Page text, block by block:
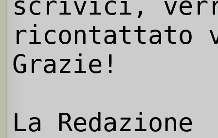
scrivici,
ricontattato
Grazie!
La Redazione